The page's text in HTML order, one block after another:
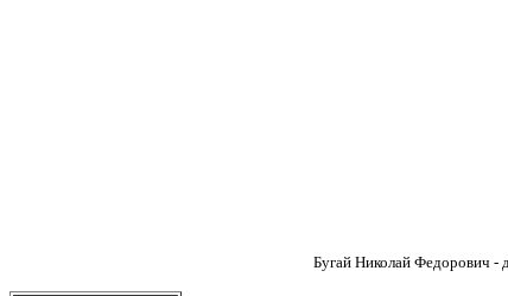
Бугай Николай Федорович -